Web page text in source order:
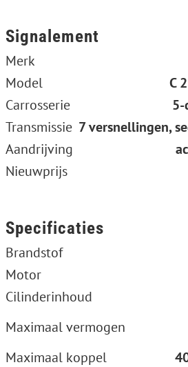
Signalement
Merk
Model
C
Carrosserie
5-
Transmissie 7 versnellingen,
Aandrijving
Nieuwprijs
Specificaties
Brandstof
Motor
Cilinderinhoud
Maximaal vermogen
Maximaal koppel